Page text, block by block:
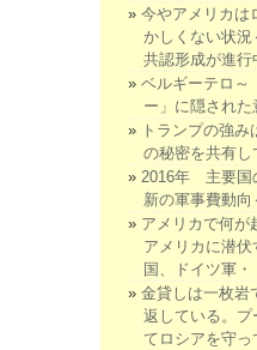
今やアメリカは
かしくない状
共認形成が進行
ベルギーテロ～
ー」に隠された
トランプの強
の秘密を共有し
2016年 主要国
新の軍事費動向
アメリカで何が
アメリカに潜
国、ドイツ軍・
金貸しは一枚岩
返している。
てロシアを守っ